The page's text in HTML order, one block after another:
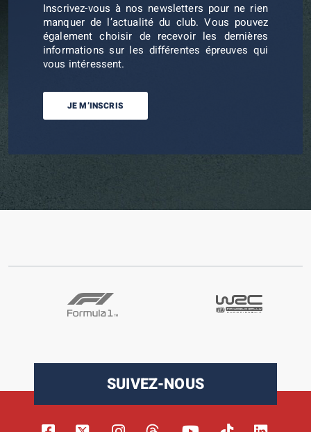
Inscrivez-vous à nos newsletters pour ne rien
manquer de l’actualité du club. Vous pouvez
également choisir de recevoir les dernières
informations sur les différentes épreuves qui
vous intéressent.
JE M’INSCRIS
SUIVEZ-NOUS